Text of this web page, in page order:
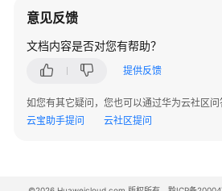
应
用
后
端
使
用
意见反馈
文档内容是否对您有帮助？
提供反馈
如您有其它疑问，您也可以通过华为云社区
云宝助手提问
云社区提问